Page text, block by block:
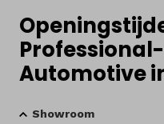
Automotive
Showroom